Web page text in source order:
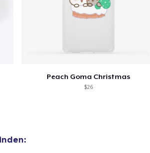
Peach Goma Christmas
$26